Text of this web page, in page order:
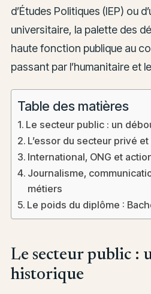
d’Études Politiques (IEP) ou
universitaire, la palette des
haute fonction publique au
passant par l’humanitaire et
Table des matières
Le secteur public : un
L’essor du secteur privé
International, ONG et
Journalisme,
métiers
Le poids du diplôme :
Le secteur public :
historique